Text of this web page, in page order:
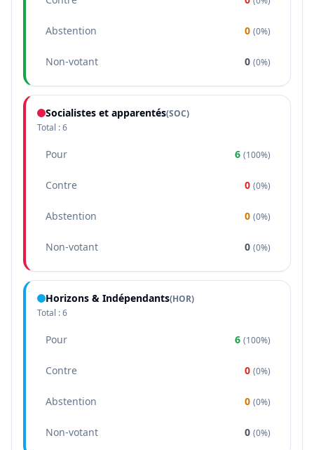
Abstention 0 (0%)
Non-votant 0 (0%)
Socialistes et apparentés(SOC)
Total :6
Pour 6 (100%)
Contre 0 (0%)
Abstention 0 (0%)
Non-votant 0 (0%)
Horizons & Indépendants(HOR)
Total :6
Pour 6 (100%)
Contre 0 (0%)
Abstention 0 (0%)
Non-votant 0 (0%)